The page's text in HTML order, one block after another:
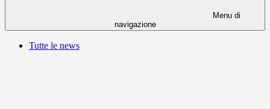
Menu di
navigazione
Tutte le news